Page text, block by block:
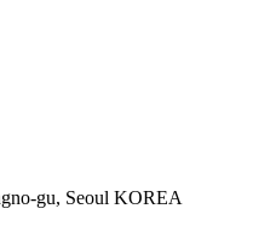
gu, Seoul KOREA